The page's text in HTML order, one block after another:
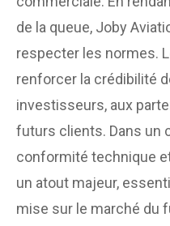
de la queue, Joby
respecter les normes.
renforcer la crédibilité
investisseurs, aux
futurs clients. Dans un
conformité technique
un atout majeur,
mise sur le marché du